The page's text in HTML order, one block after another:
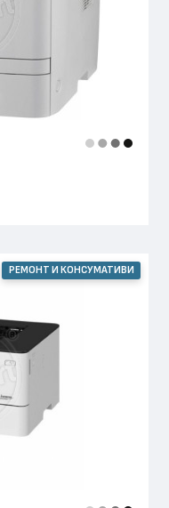
РЕМОНТ И КОНСУМАТИВИ